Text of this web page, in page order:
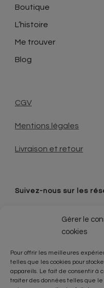
Gérer le
cookies
Pour offrir les meilleures
telles que les cookies pour
appareils. Le fait de consentir à
traiter des données telles que
Boutique
L’histoire
Me trouver
Blog
CGV
Mentions légales
Livraison et retour
Suivez-nous sur les
Contact
0630747074